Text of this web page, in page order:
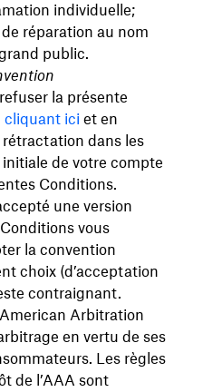
individuelle;
réparation au nom
public.
la présente
cliquant ici et en
dans les
de votre compte
Conditions.
une version
vous
la convention
choix (d’acceptation
contraignant.
Arbitration
en vertu de ses
Les règles
de l’AAA sont